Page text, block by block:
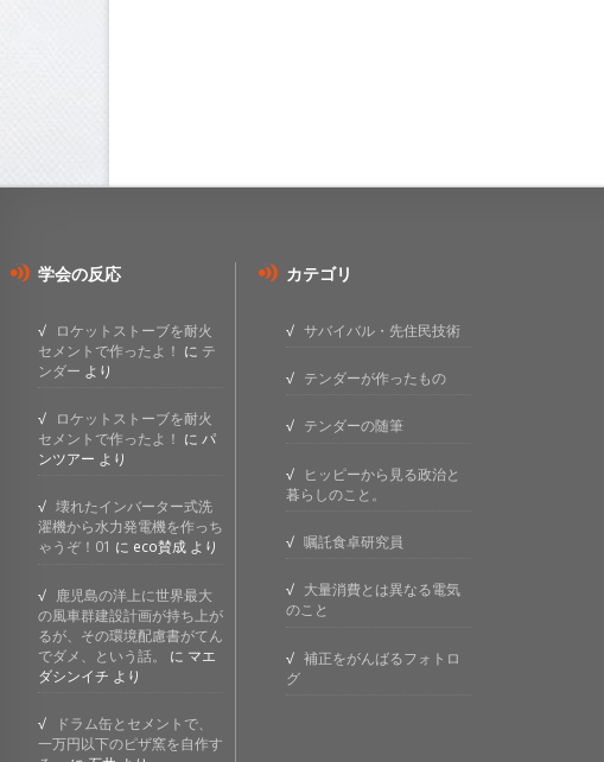
学会の反応
ロケットストーブを耐火
セメントで作ったよ！ に テ
ンダー より
ロケットストーブを耐火
セメントで作ったよ！ に パ
ンツアー より
壊れたインバーター式洗
濯機から水力発電機を作っち
ゃうぞ！01 に eco賛成より
鹿児島の洋上に世界最大
の風車群建設計画が持ち上が
るが、その環境配慮書がてん
でダメ、という話。
に マエ
ダシンイチ より
ドラム缶とセメントで、
一万円以下のピザ窯を自作す
カテゴリ
サバイバル・先住民技術
テンダーが作ったもの
テンダーの随筆
ヒッピーから見る政治と
暮らしのこと。
嘱託食卓研究員
大量消費とは異なる電気
のこと
補正をがんばるフォトロ
グ